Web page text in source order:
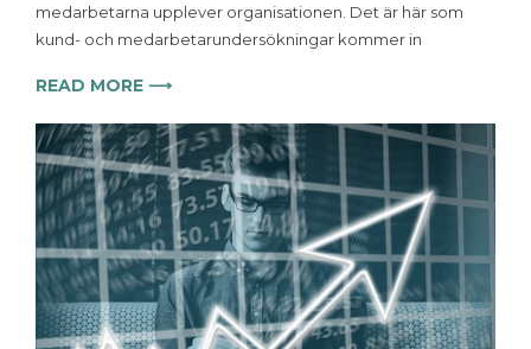
medarbetarna upplever organisationen. Det är här som
kund- och medarbetarundersökningar kommer in
READ MORE ⟶